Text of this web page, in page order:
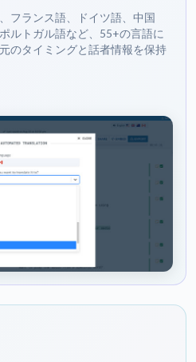
フランス語、ドイツ語、中国
ルトガル語など、55+の言語に
のタイミングと話者情報を保持